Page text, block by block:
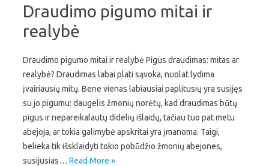
Draudimo pigumo mitai ir
realybė
Draudimo pigumo mitai ir realybė Pigus draudimas: mitas ar
realybė? Draudimas labai plati sąvoka, nuolat lydima
įvairiausių mitų. Bene vienas labiausiai paplitusių yra susijęs
su jo pigumu: daugelis žmonių norėtų, kad draudimas būtų
pigus ir nepareikalautų didelių išlaidų, tačiau tuo pat metu
abejoja, ar tokia galimybė apskritai yra įmanoma. Taigi,
belieka tik išsklaidyti tokio pobūdžio žmonių abejones,
susijusias… Read More »